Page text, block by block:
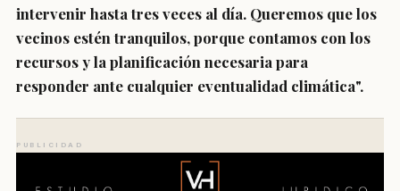
intervenir hasta tres veces al día. Queremos que los
vecinos estén tranquilos, porque contamos con los
recursos y la planificación necesaria para
responder ante cualquier eventualidad climática".
PUBLICIDAD